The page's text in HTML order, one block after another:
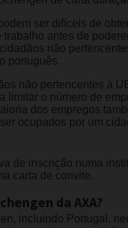
ser difíceis de
antes de
não
português.
não pertencentes à
limitar o número de
dos empregos
ocupados por um
de inscrição numa
carta de convite.
da AXA?
incluindo Portugal,